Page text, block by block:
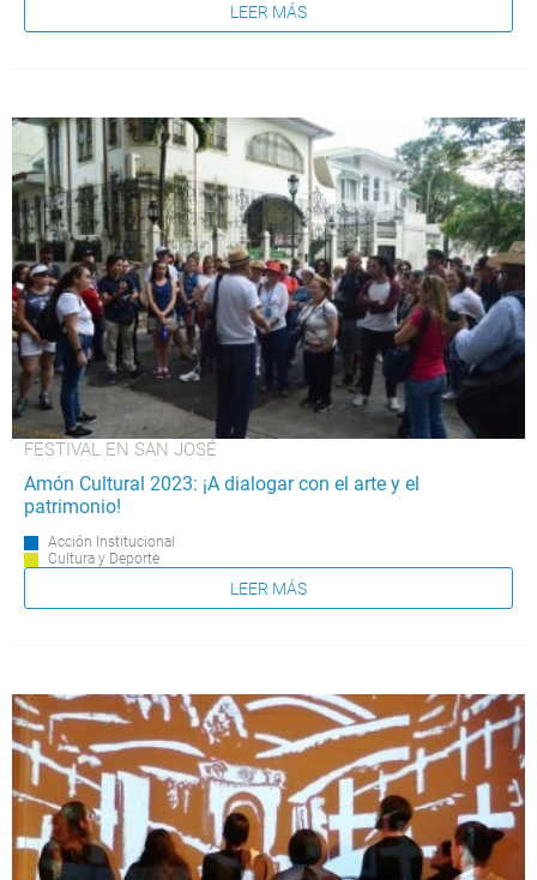
LEER MÁS
FESTIVAL EN SAN JOSÉ
Amón Cultural 2023: ¡A dialogar con el arte y el
patrimonio!
Acción Institucional
Cultura y Deporte
LEER MÁS